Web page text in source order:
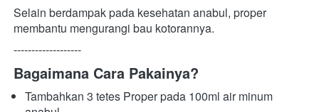
Selain berdampak pada kesehatan anabul, proper
membantu mengurangi bau kotorannya.
-------------------
Bagaimana Cara Pakainya?
Tambahkan 3 tetes Proper pada 100ml air minum